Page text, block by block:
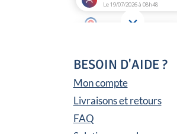
BESOIN D'AIDE ?
Mon compte
Livraisons et retours
FAQ